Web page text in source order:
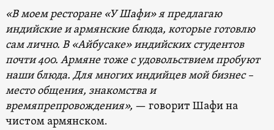
«В моем ресторане «У Шафи» я предлагаю
индийские и армянские блюда, которые готовлю
сам лично. В «Айбусаке» индийских студентов
почти 400. Армяне тоже с удовольствием пробуют
наши блюда. Для многих индийцев мой бизнес –
место общения, знакомства и
времяпрепровождения», — говорит Шафи на
чистом армянском.